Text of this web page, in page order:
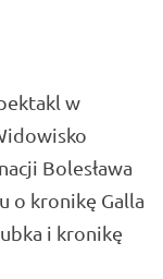
w
Bolesława
o kronikę Galla
i kronikę